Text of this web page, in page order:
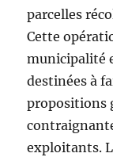
parcelles
Cette
municipalité
destinées à
propositions
exploitants.